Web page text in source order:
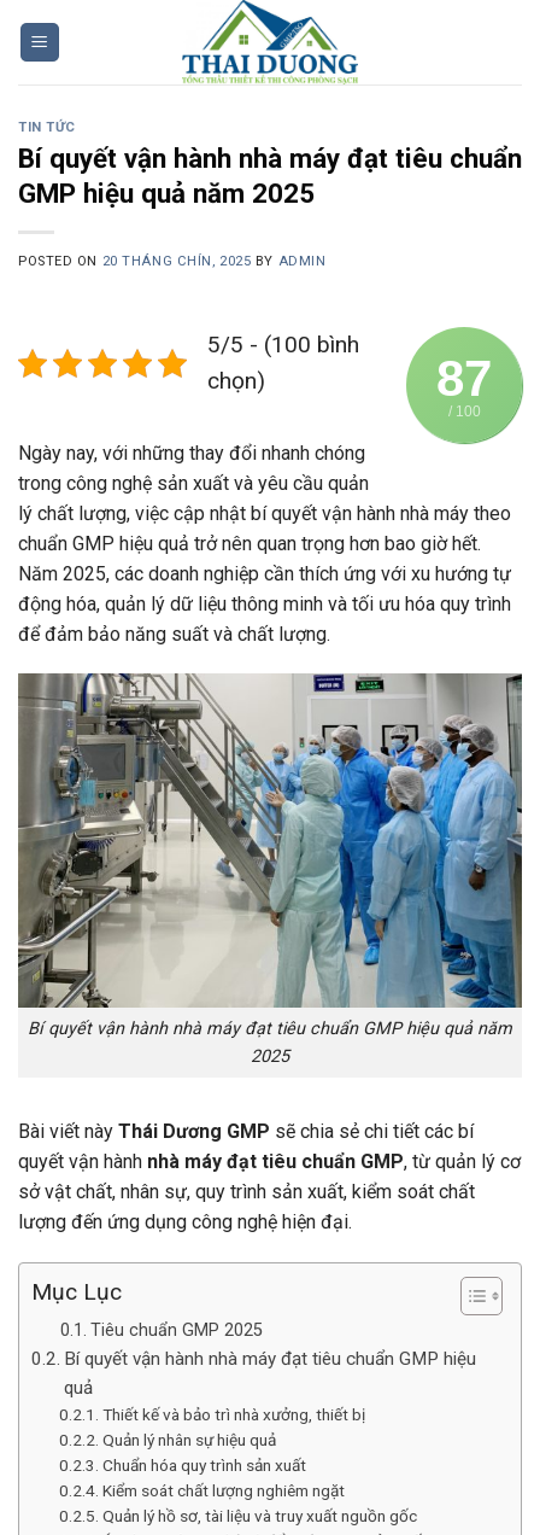
TIN TỨC
Bí quyết vận hành nhà máy đạt tiêu chuẩn
GMP hiệu quả năm 2025
POSTED ON 20 THÁNG CHÍN, 2025 BY ADMIN
87
/ 100
5/5 - (100 bình
chọn)
Ngày nay, với những thay đổi nhanh chóng
trong công nghệ sản xuất và yêu cầu quản
lý chất lượng, việc cập nhật bí quyết vận hành nhà máy theo
chuẩn GMP hiệu quả trở nên quan trọng hơn bao giờ hết.
Năm 2025, các doanh nghiệp cần thích ứng với xu hướng tự
động hóa, quản lý dữ liệu thông minh và tối ưu hóa quy trình
để đảm bảo năng suất và chất lượng.
Bí quyết vận hành nhà máy đạt tiêu chuẩn GMP hiệu quả năm
2025
Bài viết này Thái Dương GMP sẽ chia sẻ chi tiết các bí
quyết vận hành nhà máy đạt tiêu chuẩn GMP, từ quản lý cơ
sở vật chất, nhân sự, quy trình sản xuất, kiểm soát chất
lượng đến ứng dụng công nghệ hiện đại.
Mục Lục
Tiêu chuẩn GMP 2025
Bí quyết vận hành nhà máy đạt tiêu chuẩn GMP hiệu
quả
Thiết kế và bảo trì nhà xưởng, thiết bị
Quản lý nhân sự hiệu quả
Chuẩn hóa quy trình sản xuất
Kiểm soát chất lượng nghiêm ngặt
Quản lý hồ sơ, tài liệu và truy xuất nguồn gốc